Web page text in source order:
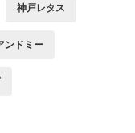
神戸レタス
ンドミー